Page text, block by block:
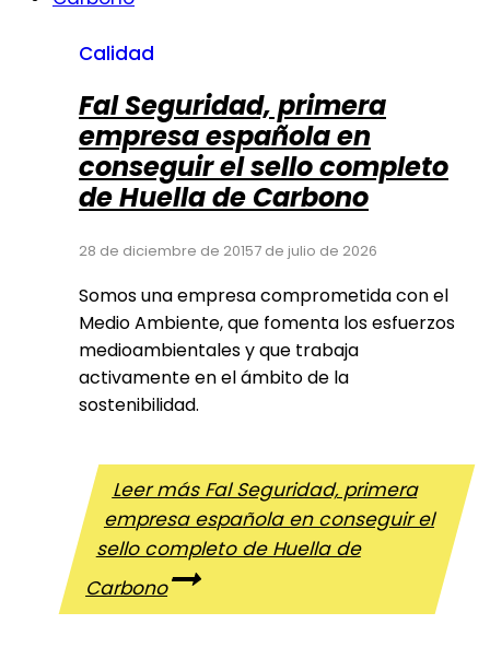
Calidad
Fal Seguridad, primera
empresa española en
conseguir el sello completo
de Huella de Carbono
28 de diciembre de 20157 de julio de 2026
Somos una empresa comprometida con el
Medio Ambiente, que fomenta los esfuerzos
medioambientales y que trabaja
activamente en el ámbito de la
sostenibilidad.
Leer másFal Seguridad, primera
empresa española en conseguir el
sello completo de Huella de
Carbono